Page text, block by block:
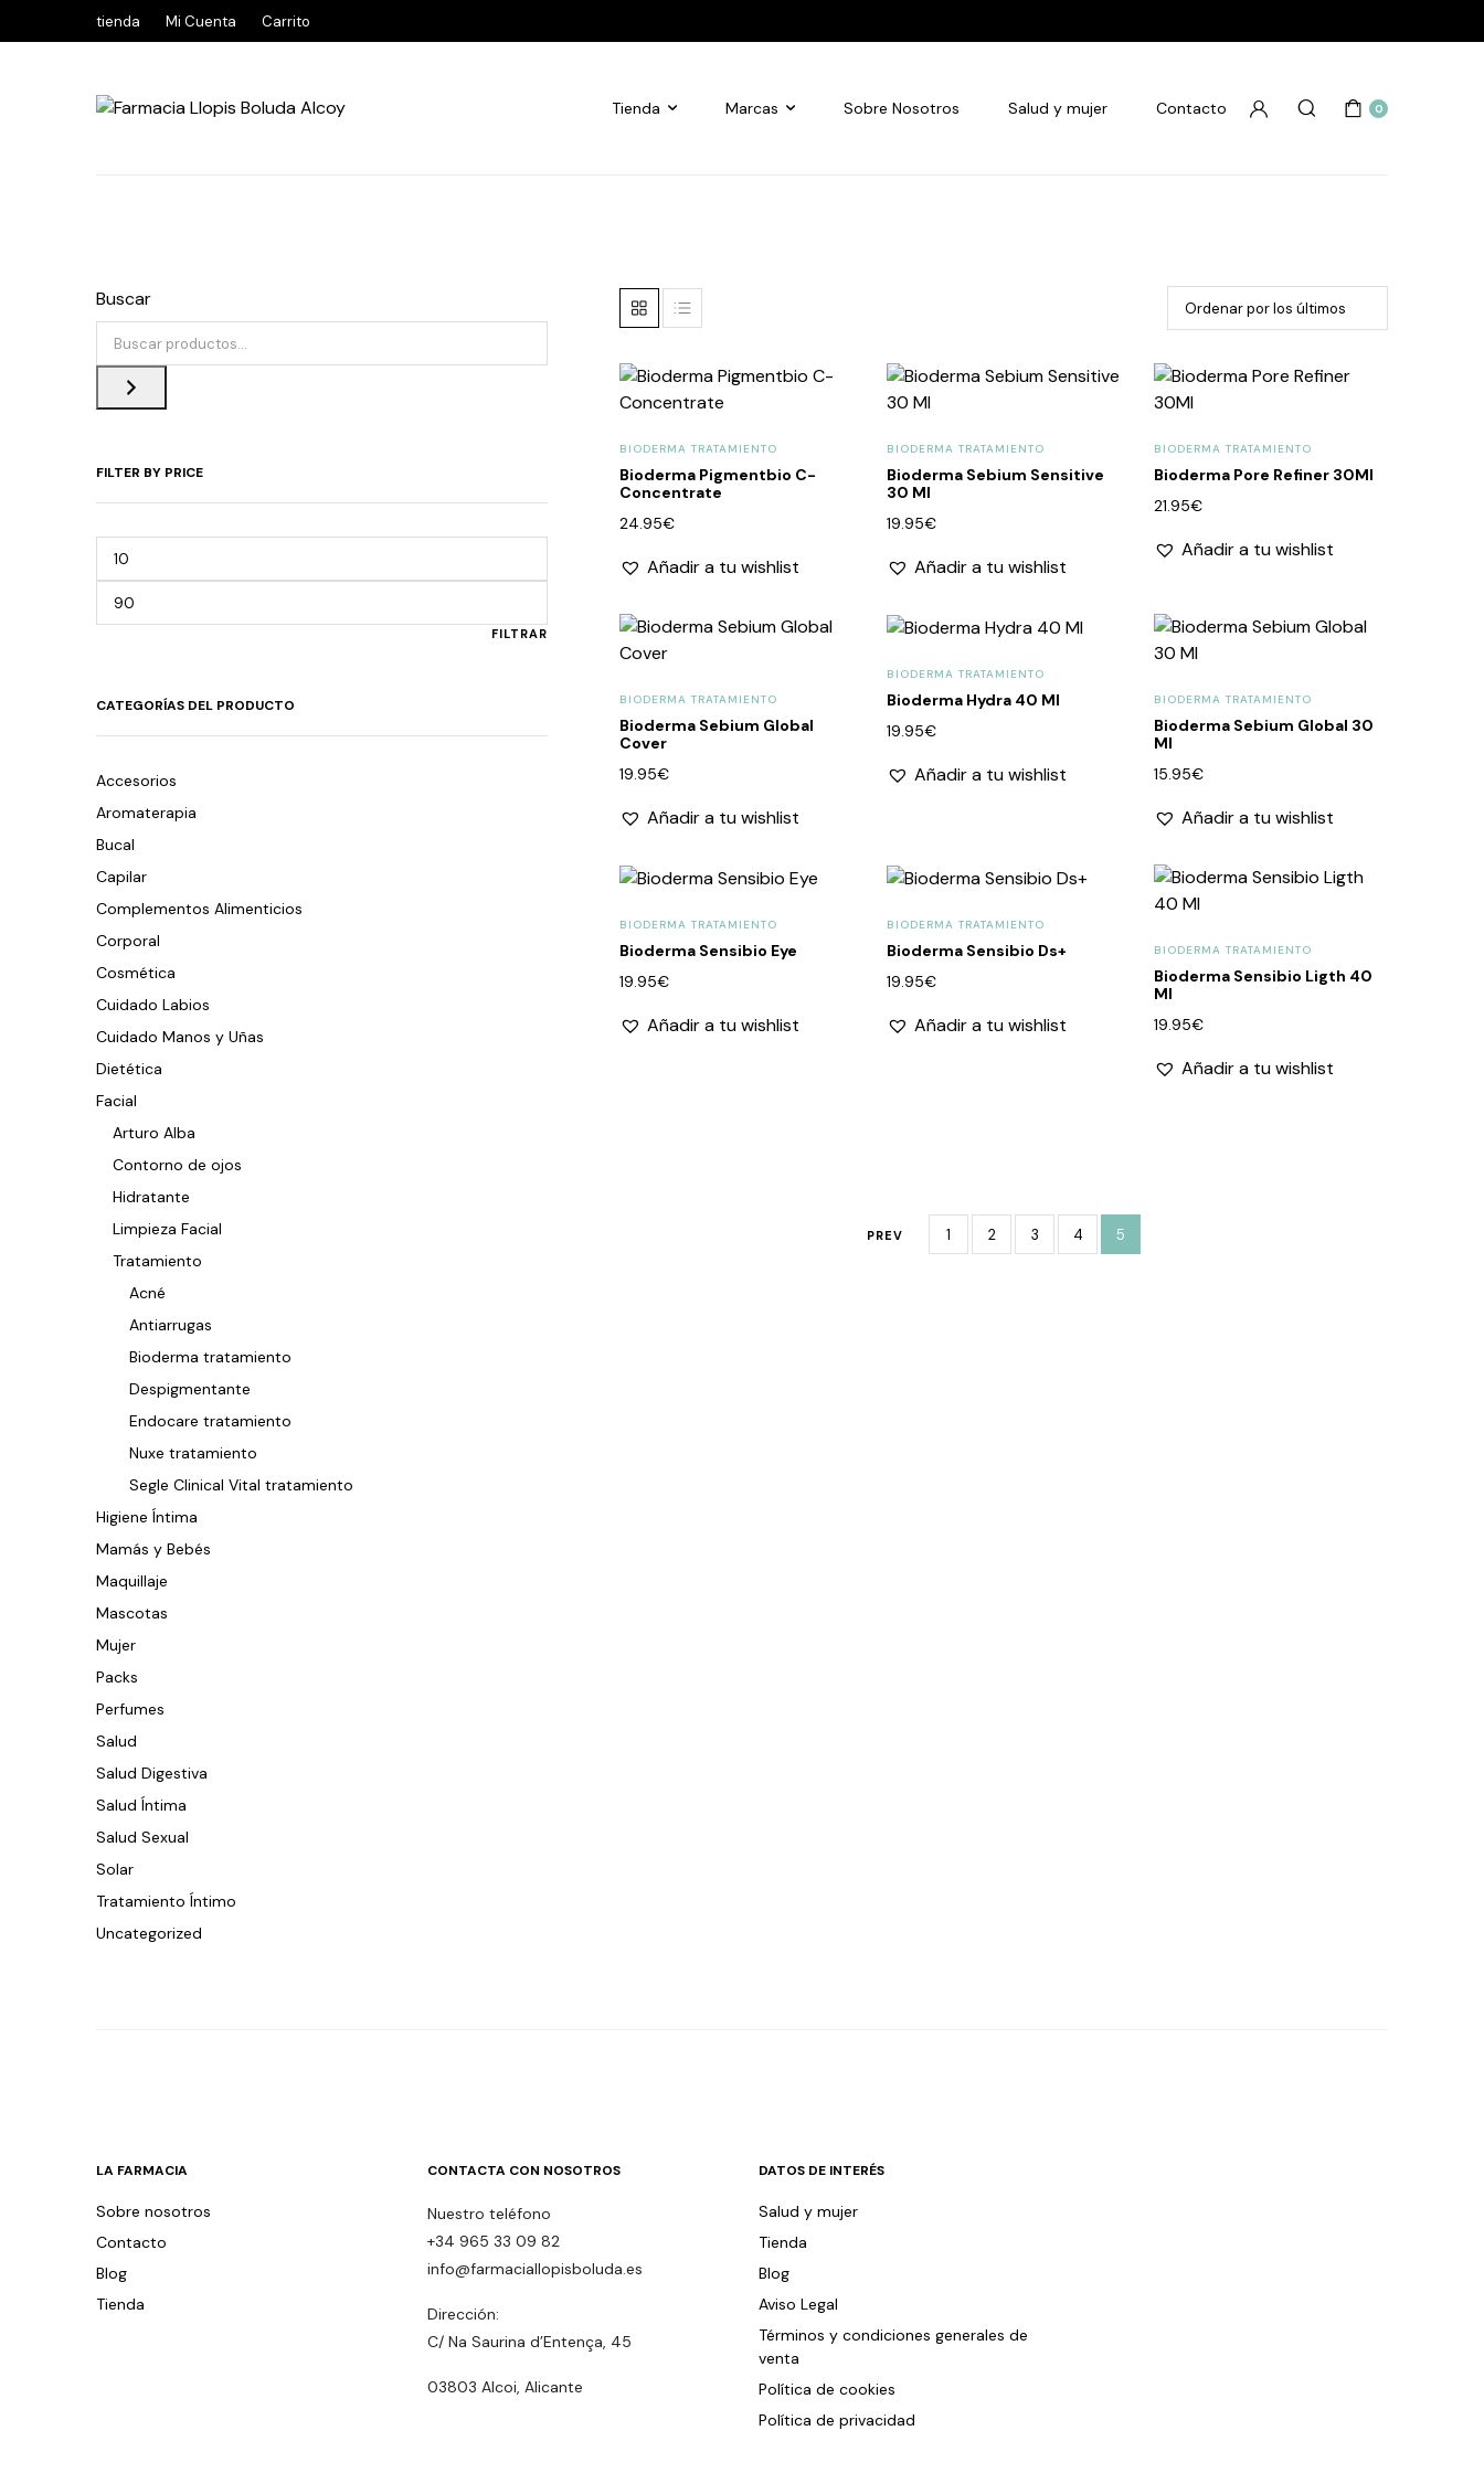
tienda Mi Cuenta Carrito
Tienda Marcas Sobre Nosotros Salud y mujer Contacto 0
Buscar
FILTER BY PRICE
mínimo
máximo
FILTRAR
CATEGORÍAS DEL PRODUCTO
Accesorios
Aromaterapia
Bucal
Capilar
Complementos Alimenticios
Corporal
Cosmética
Cuidado Labios
Cuidado Manos y Uñas
Dietética
Facial
Arturo Alba
Contorno de ojos
Hidratante
Limpieza Facial
Tratamiento
Acné
Antiarrugas
Bioderma tratamiento
Despigmentante
Endocare tratamiento
Nuxe tratamiento
Segle Clinical Vital tratamiento
Higiene Íntima
Mamás y Bebés
Maquillaje
Mascotas
Mujer
Packs
Perfumes
Salud
Salud Digestiva
Salud Íntima
Salud Sexual
Solar
Tratamiento Íntimo
Uncategorized
BIODERMA TRATAMIENTO
Bioderma Pigmentbio C-
Concentrate
24.95€
Añadir a tu wishlist
BIODERMA TRATAMIENTO
Bioderma Sebium Sensitive
30 Ml
19.95€
Añadir a tu wishlist
BIODERMA TRATAMIENTO
Bioderma Pore Refiner 30Ml
21.95€
Añadir a tu wishlist
BIODERMA TRATAMIENTO
Bioderma Sebium Global
Cover
19.95€
Añadir a tu wishlist
BIODERMA TRATAMIENTO
Bioderma Hydra 40 Ml
19.95€
Añadir a tu wishlist
BIODERMA TRATAMIENTO
Bioderma Sebium Global 30
Ml
15.95€
Añadir a tu wishlist
BIODERMA TRATAMIENTO
Bioderma Sensibio Eye
19.95€
Añadir a tu wishlist
BIODERMA TRATAMIENTO
Bioderma Sensibio Ds+
19.95€
Añadir a tu wishlist
BIODERMA TRATAMIENTO
Bioderma Sensibio Ligth 40
Ml
19.95€
Añadir a tu wishlist
PREV 1 2 3 4 5
LA FARMACIA
Sobre nosotros
Contacto
Blog
Tienda
CONTACTA CON NOSOTROS
Nuestro teléfono
+34 965 33 09 82
info@farmaciallopisboluda.es
Dirección:
C/ Na Saurina d’Entença, 45
03803 Alcoi, Alicante
DATOS DE INTERÉS
Salud y mujer
Tienda
Blog
Aviso Legal
Términos y condiciones generales de
venta
Política de cookies
Política de privacidad